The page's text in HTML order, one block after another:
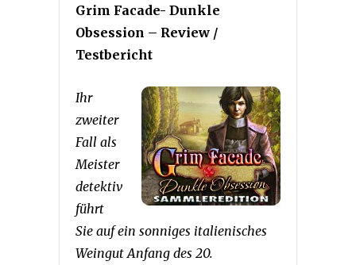
Grim Facade- Dunkle
Obsession – Review /
Testbericht
Ihr
zweiter
Fall als
Meister
detektiv
führt
Sie auf ein sonniges italienisches
Weingut Anfang des 20.